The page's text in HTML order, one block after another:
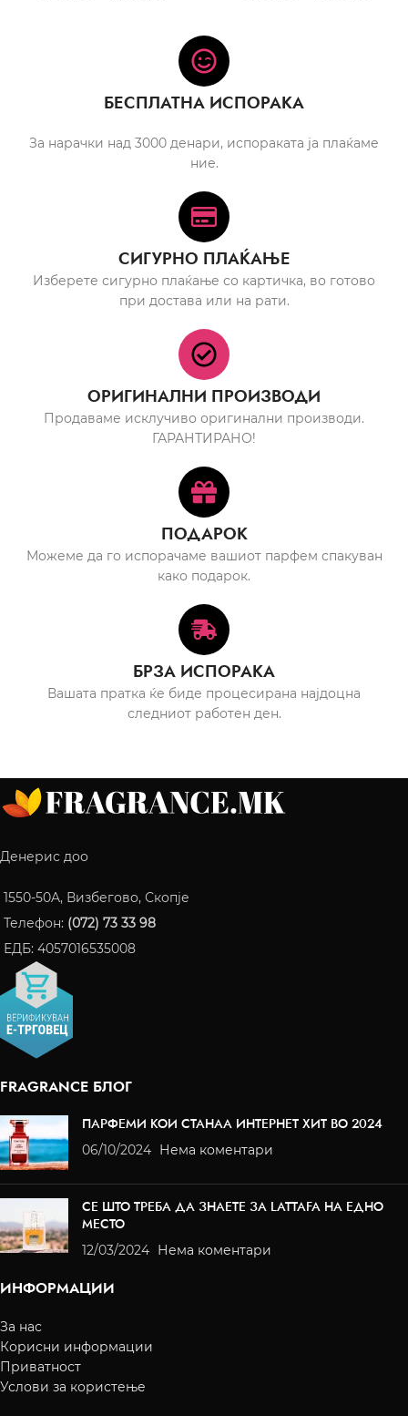
БЕСПЛАТНА ИСПОРАКА
За нарачки над 3000 денари, испораката ја плаќаме
ние.
СИГУРНО ПЛАЌАЊЕ
Изберете сигурно плаќање со картичка, во готово
при достава или на рати.
ОРИГИНАЛНИ ПРОИЗВОДИ
Продаваме исклучиво оригинални производи.
ГАРАНТИРАНО!
ПОДАРОК
Можеме да го испорачаме вашиот парфем спакуван
како подарок.
БРЗА ИСПОРАКА
Вашата пратка ќе биде процесирана најдоцна
следниот работен ден.
Денерис доо
1550-50A, Визбегово, Скопје
Телефон: (072) 73 33 98
ЕДБ: 4057016535008
FRAGRANCE БЛОГ
ПАРФЕМИ КОИ СТАНАА ИНТЕРНЕТ ХИТ ВО 2024
06/10/2024 Нема коментари
СЕ ШТО ТРЕБА ДА ЗНАЕТЕ ЗА LATTAFA НА ЕДНО
МЕСТО
12/03/2024 Нема коментари
ИНФОРМАЦИИ
За нас
Корисни информации
Приватност
Услови за користење